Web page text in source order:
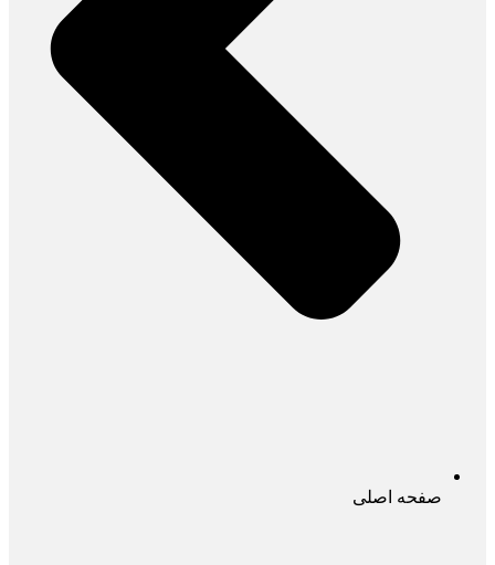
صفحه اصلی